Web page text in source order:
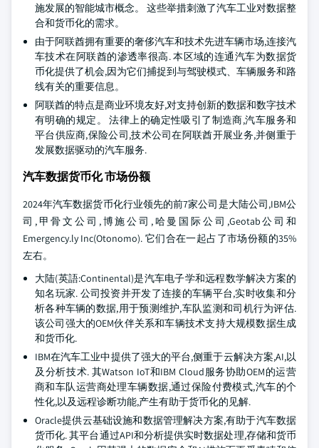
施发展的智能城市概念。 这些举措刺激了汽车工业对数据整
合和货币化的需求。
由于阿联酋拥有重要的奢侈汽车和技术先进车辆市场,连接汽
车技术在阿联酋的渗透率很高. 本区域的连通汽车为数据货
币化提供了机会,因为它们捕捉到与驾驶模式、车辆服务和路
线有关的重要信息。
阿联酋的特点是商业环境友好,对支持创新的数据和数字技术
有明确的规定。 法律上的确定性吸引了制造商,汽车服务和
平台供应商,保险公司,技术公司在阿联酋开展业务,并侧重于
发展数据驱动的汽车服务.
汽车数据货币化 市场份额
2024年汽车数据货币化行业领先的前7家公司是大陆公司,IBM公
司,甲骨文公司,博施公司,哈曼国际公司,Geotab公司和
Emergency.ly Inc(Otonomo). 它们合在一起占了市场份额的35%
左右。
大陆(英語:Continental)是汽车电子学和远程数学解决方案的
知名玩家. 公司投资并开发了连接的车辆平台,实时收集和分
析各种车辆的数据,用于预测维护,车队监测和司机行为评估.
该公司强大的OEM伙伴关系和车辆技术支持大规模数据生成
和货币化.
IBM在汽车工业中提供了强大的平台,侧重于云解决方案,AI,以
及分析技术. 其Watson IoT和IBM Cloud服务协助OEM的运营
商和车队运营商处理车辆数据,通过保险付费模式,汽车的个
性化,以及远程诊断功能,产生有助于货币化的见解.
Oracle提供云基础设施和数据管理解决方案,有助于汽车数据
货币化. 其平台通过API和分析提供实时数据处理,存储和货币